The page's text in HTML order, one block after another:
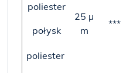
poliester
połysk
25 µ
m
***
poliester